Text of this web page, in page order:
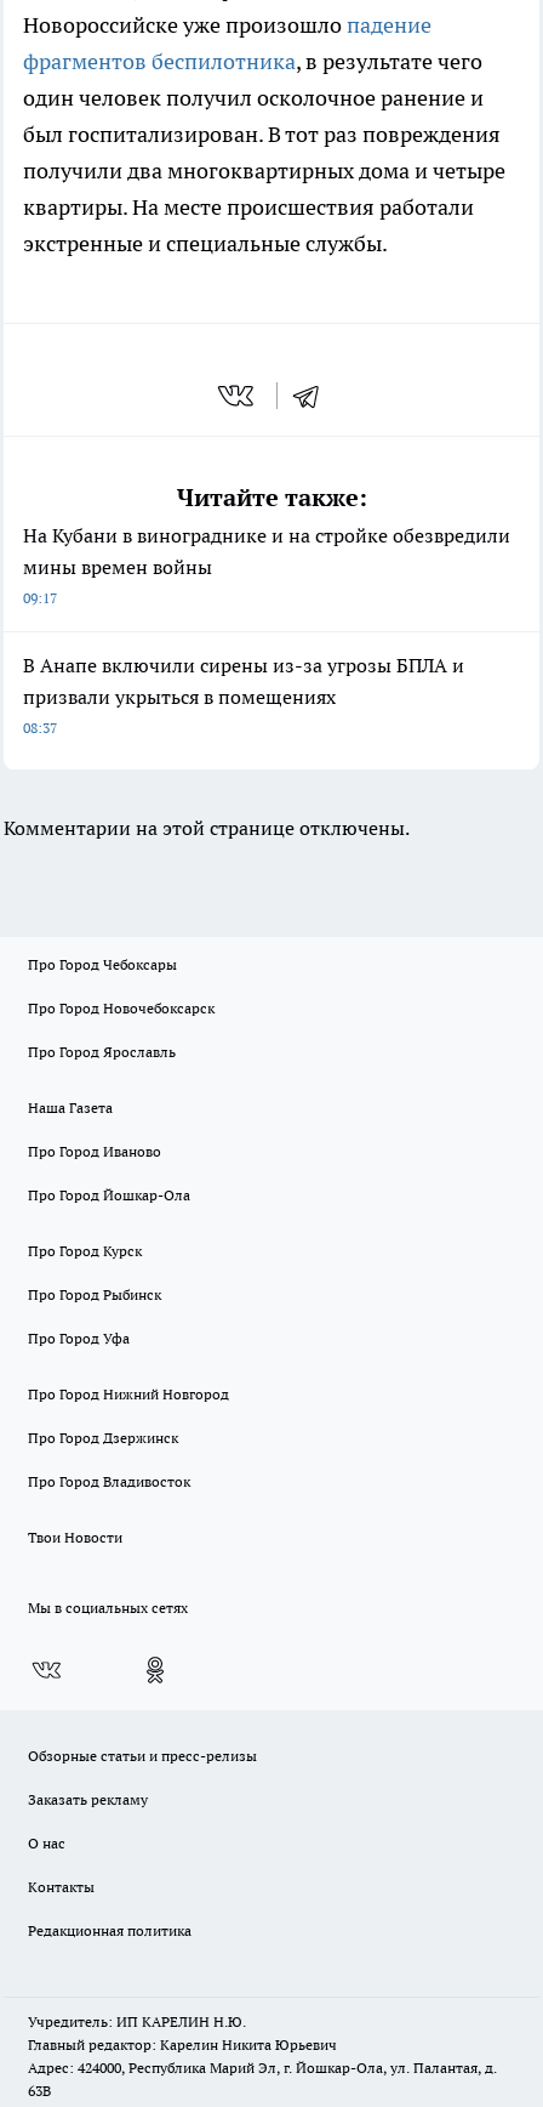
Новороссийске уже произошлопадение
фрагментов беспилотника, в результате чего
один человек получил осколочное ранение и
был госпитализирован. В тот раз повреждения
получили два многоквартирных дома и четыре
квартиры. На месте происшествия работали
экстренные и специальные службы.
Читайте также:
На Кубани в винограднике и на стройке обезвредили
мины времен войны
09:17
В Анапе включили сирены из-за угрозы БПЛА и
призвали укрыться в помещениях
08:37
Комментарии на этой странице отключены.
Про Город Чебоксары
Про Город Новочебоксарск
Про Город Ярославль
Наша Газета
Про Город Иваново
Про Город Йошкар-Ола
Про Город Курск
Про Город Рыбинск
Про Город Уфа
Про Город Нижний Новгород
Про Город Дзержинск
Про Город Владивосток
Твои Новости
Мы в социальных сетях
Обзорные статьи и пресс-релизы
Заказать рекламу
О нас
Контакты
Редакционная политика
Учредитель: ИП КАРЕЛИН Н.Ю.
Главный редактор: Карелин Никита Юрьевич
Адрес: 424000, Республика Марий Эл, г. Йошкар-Ола, ул. Палантая, д.
63В